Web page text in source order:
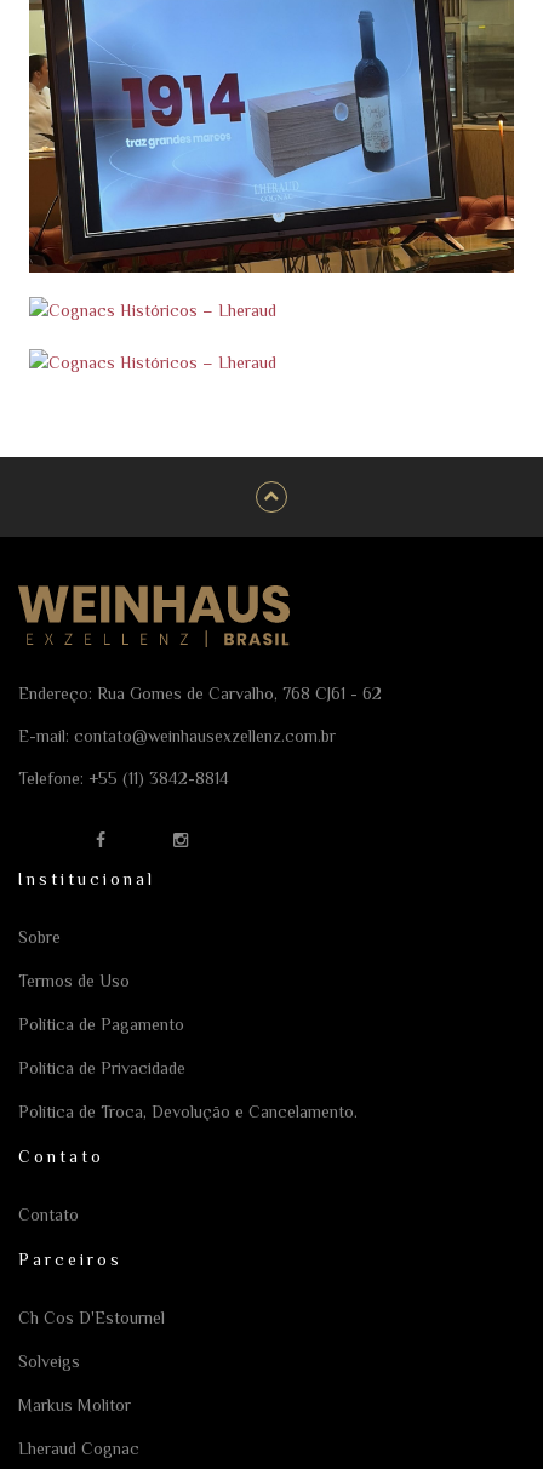
Endereço: Rua Gomes de Carvalho, 768 CJ61 - 62
E-mail: contato@weinhausexzellenz.com.br
Telefone: +55 (11) 3842-8814
Institucional
Sobre
Termos de Uso
Política de Pagamento
Política de Privacidade
Política de Troca, Devolução e Cancelamento.
Contato
Contato
Parceiros
Ch Cos D'Estournel
Solveigs
Markus Molitor
Lheraud Cognac